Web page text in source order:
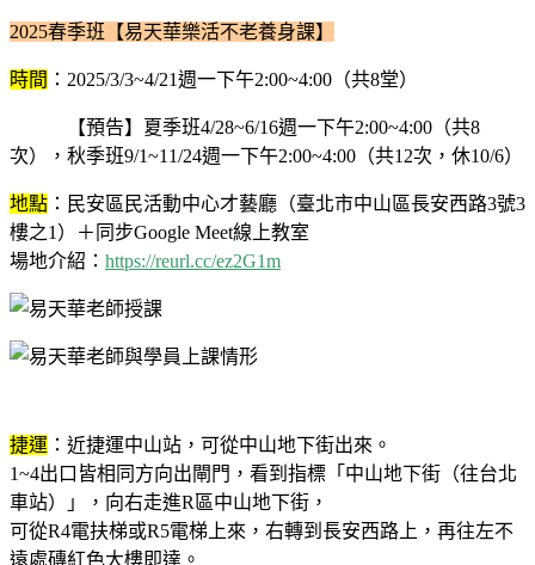
2025春季班【易天華樂活不老養身課】
時間 ：2025/3/3~4/21週一下午2:00~4:00（共8堂）
【預告】夏季班4/28~6/16週一下午2:00~4:00（共8
次），秋季班9/1~11/24週一下午2:00~4:00（共12次，休10/6）
地點 ：民安區民活動中心才藝廳（臺北市中山區長安西路3號3
樓之1）＋同步Google Meet線上教室
場地介紹： https://reurl.cc/ez2G1m
捷運 ：近捷運中山站，可從中山地下街出來。
1~4出口皆相同方向出閘門，看到指標「中山地下街（往台北
車站）」，向右走進R區中山地下街，
可從R4電扶梯或R5電梯上來，右轉到長安西路上，再往左不
遠處磚紅色大樓即達。